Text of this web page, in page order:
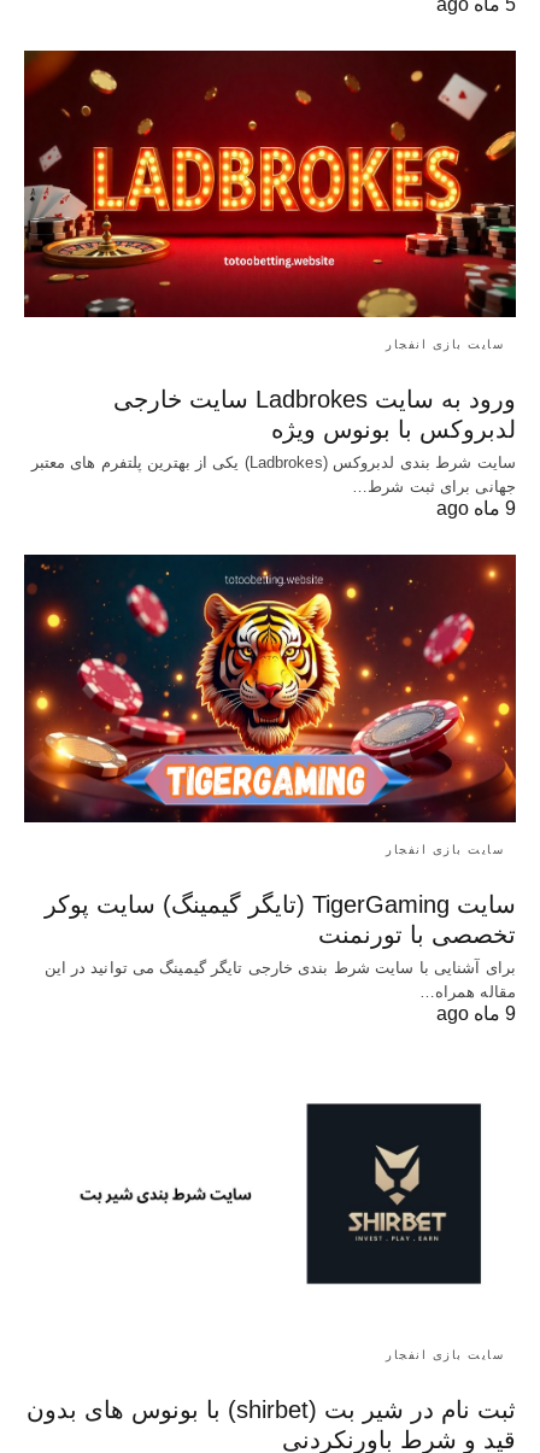
سایت بازی انفجار
ورود به سایت Ladbrokes سایت خارجی
لدبروکس با بونوس ویژه
سایت شرط بندی لدبروکس (Ladbrokes) یکی از بهترین پلتفرم های معتبر
جهانی برای ثبت شرط…
9 ماه ago
سایت بازی انفجار
سایت TigerGaming (تایگر گیمینگ) سایت پوکر
تخصصی با تورنمنت
برای آشنایی با سایت شرط بندی خارجی تایگر گیمینگ می توانید در این
مقاله همراه…
9 ماه ago
سایت بازی انفجار
ثبت نام در شیر بت (shirbet) با بونوس های بدون
قید و شرط باورنکردنی